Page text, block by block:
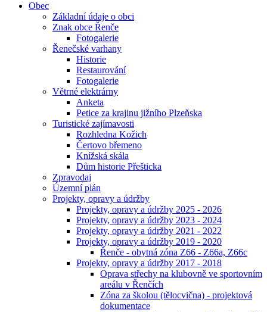
Obec
Základní údaje o obci
Znak obce Řenče
Fotogalerie
Řenečské varhany
Historie
Restaurování
Fotogalerie
Větrné elektrárny
Anketa
Petice za krajinu jižního Plzeňska
Turistické zajímavosti
Rozhledna Kožich
Čertovo břemeno
Knížská skála
Dům historie Přešticka
Zpravodaj
Územní plán
Projekty, opravy a údržby
Projekty, opravy a údržby 2025 - 2026
Projekty, opravy a údržby 2023 - 2024
Projekty, opravy a údržby 2021 - 2022
Projekty, opravy a údržby 2019 - 2020
Řenče - obytná zóna Z66 - Z66a, Z66c
Projekty, opravy a údržby 2017 - 2018
Oprava střechy na klubovně ve sportovním
areálu v Řenčích
Zóna za školou (tělocvična) - projektová
dokumentace